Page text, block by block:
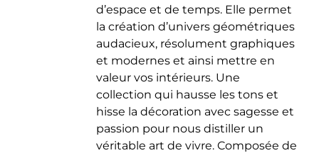
d’espace et de temps. Elle permet
la création d’univers géométriques
audacieux, résolument graphiques
et modernes et ainsi mettre en
valeur vos intérieurs. Une
collection qui hausse les tons et
hisse la décoration avec sagesse et
passion pour nous distiller un
véritable art de vivre. Composée de